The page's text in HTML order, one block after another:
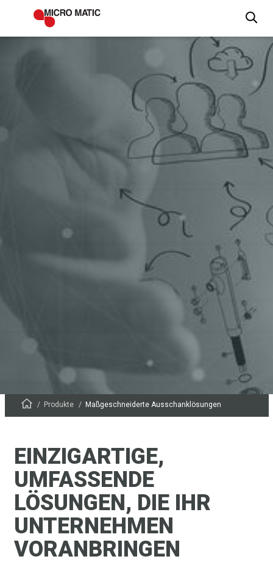
Produkte Maßgeschneiderte Ausschanklösungen
EINZIGARTIGE,
UMFASSENDE
LÖSUNGEN, DIE IHR
UNTERNEHMEN
VORANBRINGEN